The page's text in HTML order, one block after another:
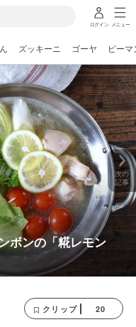
ログイン メニュー
ズッキーニ ゴーヤ ピーマ
ボンの「糀レモン
次の
記事
クリップ 20